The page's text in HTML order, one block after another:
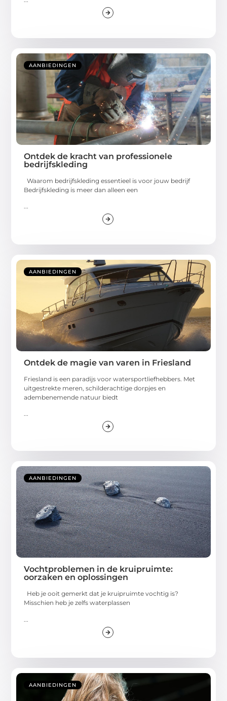
AANBIEDINGEN
Ontdek de kracht van professionele
bedrijfskleding
Waarom bedrijfskleding essentieel is voor jouw bedrijf
Bedrijfskleding is meer dan alleen een
AANBIEDINGEN
Ontdek de magie van varen in Friesland
Friesland is een paradijs voor watersportliefhebbers. Met
uitgestrekte meren, schilderachtige dorpjes en
adembenemende natuur biedt
...
AANBIEDINGEN
Vochtproblemen in de kruipruimte:
oorzaken en oplossingen
Heb je ooit gemerkt dat je kruipruimte vochtig is?
Misschien heb je zelfs waterplassen
AANBIEDINGEN